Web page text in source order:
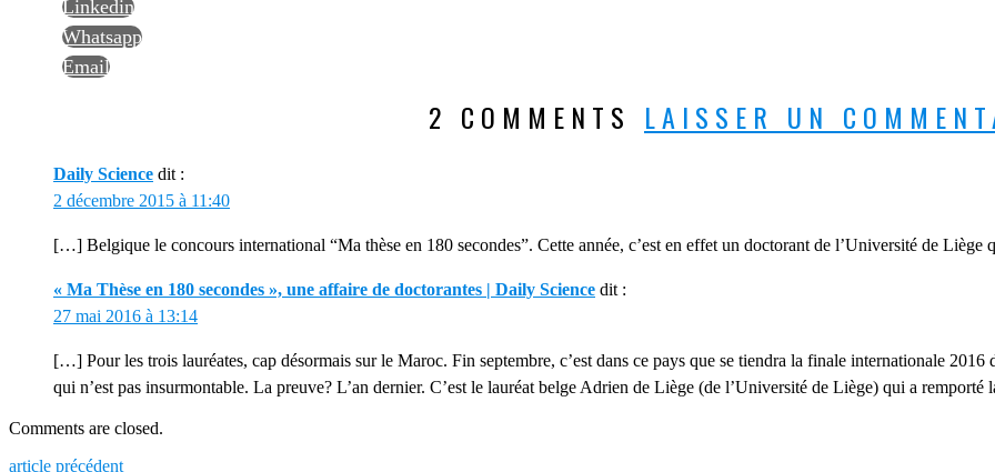
Linkedin
Whatsapp
Email
2 COMMENTS LAISSER UN
Daily Science dit :
2 décembre 2015 à 11:40
[…] Belgique le concours international “Ma thèse en 180 secondes”. Cette année, c’est en effet un doctorant de l’Université de
« Ma Thèse en 180 secondes », une affaire de doctorantes | Daily Science dit :
27 mai 2016 à 13:14
[…] Pour les trois lauréates, cap désormais sur le Maroc. Fin septembre, c’est dans ce pays que se tiendra la finale internationale
qui n’est pas insurmontable. La preuve? L’an dernier. C’est le lauréat belge Adrien de Liège (de l’Université de Liège) qui a
Comments are closed.
article précédentPrevious